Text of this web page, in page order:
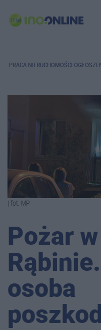
PRACA NIERUCHOMOŚCI
| fot. MP
Pożar
osoba